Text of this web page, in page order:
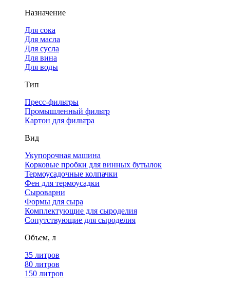
Назначение
Для сока
Для масла
Для сусла
Для вина
Для воды
Тип
Пресс-фильтры
Промышленный фильтр
Картон для фильтра
Вид
Укупорочная машина
Корковые пробки для винных бутылок
Термоусадочные колпачки
Фен для термоусадки
Сыроварни
Формы для сыра
Комплектующие для сыроделия
Сопутствующие для сыроделия
Объем, л
35 литров
80 литров
150 литров